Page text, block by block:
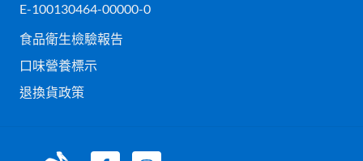
E-100130464-00000-0
食品衛生檢驗報告
口味營養標示
退換貨政策